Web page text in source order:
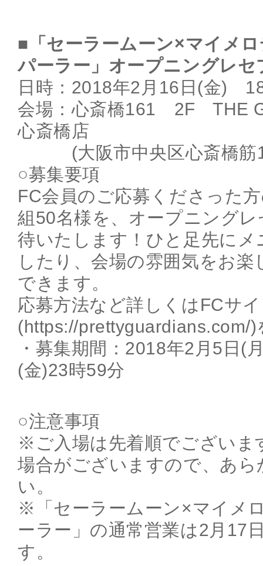
■「セーラームーン×マイメ
パーラー」オープニングレセ
日時：2018年2月16日(金)
会場：心斎橋161 2F THE
心斎橋店
(大阪市中央区心斎橋筋
○募集要項
FC会員のご応募くださった
組50名様を、オープニング
待いたします！ひと足先にメ
したり、会場の雰囲気をお
できます。
応募方法など詳しくはFCサ
(https://prettyguardians.com/
・募集期間：2018年2月5日(
(金)23時59分
○注意事項
※ご入場は先着順でございま
場合がございますので、あ
い。
※「セーラームーン×マイメ
ーラー」の通常営業は2月17
す。